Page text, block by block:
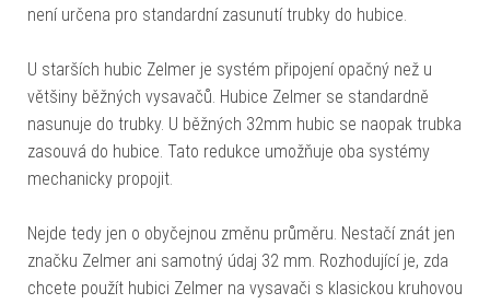
není určena pro standardní zasunutí trubky do hubice.
U starších hubic Zelmer je systém připojení opačný než u
většiny běžných vysavačů. Hubice Zelmer se standardně
nasunuje do trubky. U běžných 32mm hubic se naopak trubka
zasouvá do hubice. Tato redukce umožňuje oba systémy
mechanicky propojit.
Nejde tedy jen o obyčejnou změnu průměru. Nestačí znát jen
značku Zelmer ani samotný údaj 32 mm. Rozhodující je, zda
chcete použít hubici Zelmer na vysavači s klasickou kruhovou